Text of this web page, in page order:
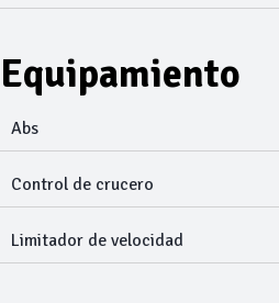
Equipamiento
Abs
Control de crucero
Limitador de velocidad